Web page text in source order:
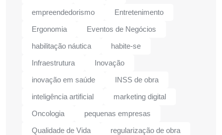
empreendedorismo
Entretenimento
Ergonomia
Eventos de Negócios
habilitação náutica
habite-se
Infraestrutura
Inovação
inovação em saúde
INSS de obra
inteligência artificial
marketing digital
Oncologia
pequenas empresas
Qualidade de Vida
regularização de obra